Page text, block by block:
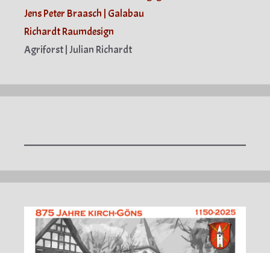
Jens Peter Braasch | Galabau
Richardt Raumdesign
Agriforst | Julian Richardt